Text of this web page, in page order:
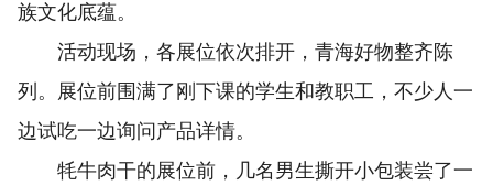
族文化底蕴。
活动现场，各展位依次排开，青海好物整齐陈
列。展位前围满了刚下课的学生和教职工，不少人一
边试吃一边询问产品详情。
牦牛肉干的展位前，几名男生撕开小包装尝了一